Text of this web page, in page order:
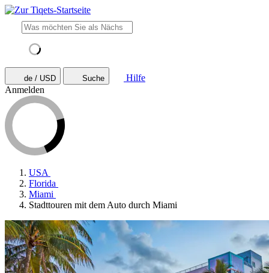
de / USD Suche
Hilfe
Anmelden
USA
Florida
Miami
Stadttouren mit dem Auto durch Miami